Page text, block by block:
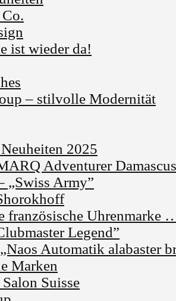
ist wieder da!
– stilvolle Modernität
2025
Adventurer
„Swiss Army”
französische Uhrenmarke
Legend”
Automatik alabaster
Marken
Suisse